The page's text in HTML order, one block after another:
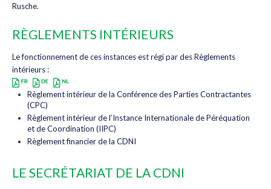
Rusche.
RÈGLEMENTS INTÉRIEURS
Le fonctionnement de ces instances est régi par des Règlements
intérieurs :
Règlement intérieur de la Conférence des Parties Contractantes
(CPC)
Règlement intérieur de l’Instance Internationale de Péréquation
et de Coordination (IIPC)
Règlement financier de la CDNI
LE SECRÉTARIAT DE LA CDNI